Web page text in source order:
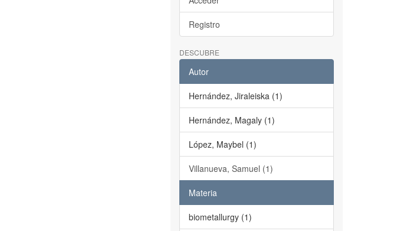
Registro
DESCUBRE
Autor
Hernández, Jiraleiska (1)
Hernández, Magaly (1)
López, Maybel (1)
Villanueva, Samuel (1)
Materia
biometallurgy (1)